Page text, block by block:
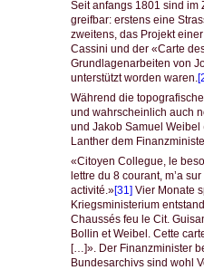
Seit anfangs 1801 sind im
greifbar: erstens eine
zweitens, das Projekt
Cassini und der «Carte
Grundlagenarbeiten von
unterstützt worden waren.
Während die
und wahrscheinlich auch
und Jakob Samuel
Lanther dem
«Citoyen Collegue, le
lettre du 8 courant, m’a
activité.»[31] Vier Monate
Kriegsministerium
Chaussés feu le Cit.
Bollin et Weibel. Cette
[…]». Der Finanzminister
Bundesarchivs sind wohl